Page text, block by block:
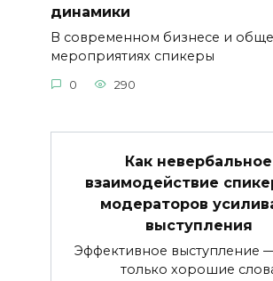
динамики
В современном бизнесе и
мероприятиях спикеры
0 290
Как невербальное
взаимодействие
модераторов
выступления
Эффективное выступление
только хорошие